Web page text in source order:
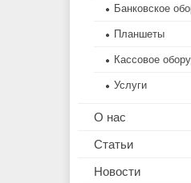
Банковское
Планшеты
Кассовое
Услуги
О нас
Статьи
Новости